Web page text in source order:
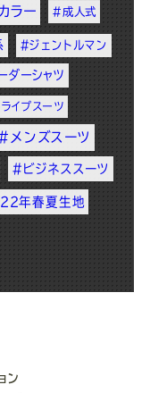
ラー #成人式
#ジェントルマン
ダーシャツ
イプスーツ
メンズスーツ
#ビジネススーツ
年春夏生地
ン